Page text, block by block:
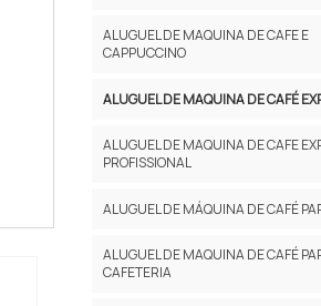
ALUGUEL DE MAQUINA DE CAFE E
CAPPUCCINO
ALUGUEL DE MAQUINA DE CAFÉ
ALUGUEL DE MAQUINA DE CAFE
PROFISSIONAL
ALUGUEL DE MÁQUINA DE CAFÉ
ALUGUEL DE MAQUINA DE CAFÉ
CAFETERIA